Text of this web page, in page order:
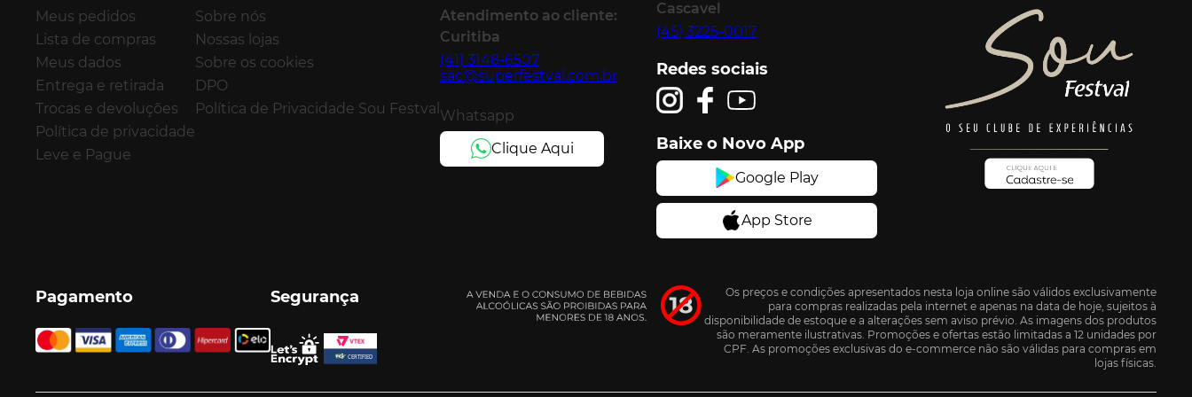
Meus pedidos
Lista de compras
Meus dados
Entrega e retirada
Trocas e devoluções
Política de privacidade
Leve e Pague
Sobre nós
Nossas lojas
Sobre os cookies
DPO
Política de Privacidade Sou Festval
Atendimento ao cliente:
Curitiba
(41) 3148-6507
sac@superfestval.com.br
Whatsapp
Cascavel
(45) 3225-0017
Redes sociais
Baixe o Novo App
Pagamento Segurança
Os preços e condições apresentados nesta loja online são válidos exclusivamente
para compras realizadas pela internet e apenas na data de hoje, sujeitos à
disponibilidade de estoque e a alterações sem aviso prévio. As imagens dos produtos
são meramente ilustrativas. Promoções e ofertas estão limitadas a 12 unidades por
CPF. As promoções exclusivas do e-commerce não são válidas para compras em
lojas físicas.